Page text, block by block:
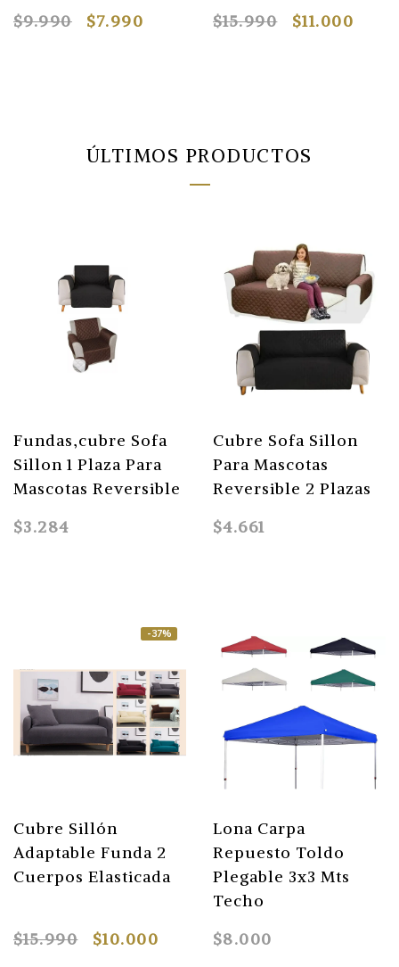
$9.990 $7.990 $15.990 $11.000
ÚLTIMOS PRODUCTOS
Fundas,cubre Sofa
Sillon 1 Plaza Para
Mascotas Reversible
$3.284
Cubre Sofa Sillon
Para Mascotas
Reversible 2 Plazas
$4.661
-37%
Cubre Sillón
Adaptable Funda 2
Cuerpos Elasticada
$15.990 $10.000
Lona Carpa
Repuesto Toldo
Plegable 3x3 Mts
Techo
$8.000